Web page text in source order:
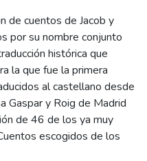
de cuentos de Jacob y
por su nombre conjunto
histórica que
la que fue la primera
al castellano desde
Gaspar y Roig de Madrid
de 46 de los ya muy
escogidos de los